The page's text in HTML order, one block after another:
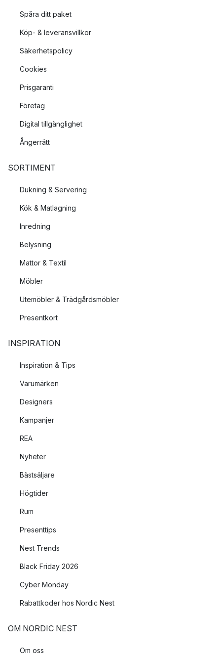
Spåra ditt paket
Köp- & leveransvillkor
Säkerhetspolicy
Cookies
Prisgaranti
Företag
Digital tillgänglighet
Ångerrätt
SORTIMENT
Dukning & Servering
Kök & Matlagning
Inredning
Belysning
Mattor & Textil
Möbler
Utemöbler & Trädgårdsmöbler
Presentkort
INSPIRATION
Inspiration & Tips
Varumärken
Designers
Kampanjer
REA
Nyheter
Bästsäljare
Högtider
Rum
Presenttips
Nest Trends
Black Friday 2026
Cyber Monday
Rabattkoder hos Nordic Nest
OM NORDIC NEST
Om oss